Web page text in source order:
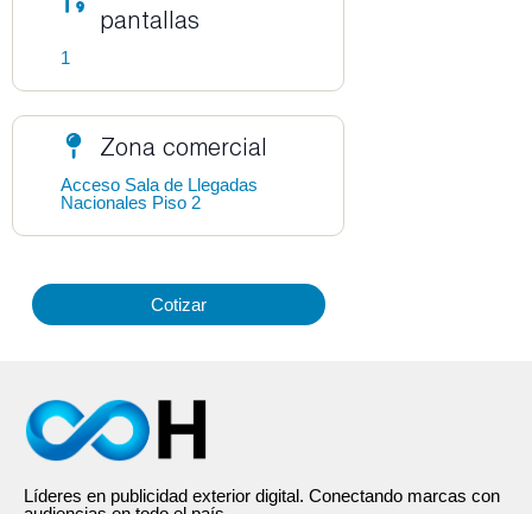
pantallas
1
Zona comercial
Acceso Sala de Llegadas
Nacionales Piso 2
Cotizar
Líderes en publicidad exterior digital. Conectando marcas con